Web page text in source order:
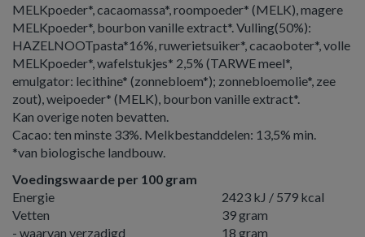
MELKpoeder*, cacaomassa*, roompoeder* (MELK), magere
MELKpoeder*, bourbon vanille extract*. Vulling(50%):
HAZELNOOTpasta*16%, ruwerietsuiker*, cacaoboter*, volle
MELKpoeder*, wafelstukjes* 2,5% (TARWE meel*,
emulgator: lecithine* (zonnebloem*); zonnebloemolie*, zee
zout), weipoeder* (MELK), bourbon vanille extract*.
Kan overige noten bevatten.
Cacao: ten minste 33%. Melkbestanddelen: 13,5% min.
*van biologische landbouw.
Voedingswaarde per 100 gram
Energie
2423 kJ / 579 kcal
Vetten
- waarvan verzadigd
39 gram
18 gram